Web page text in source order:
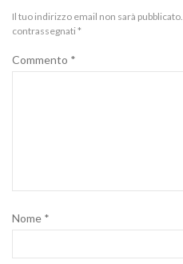
Il tuo indirizzo email non sarà pubblicato.
contrassegnati *
Commento *
Nome *